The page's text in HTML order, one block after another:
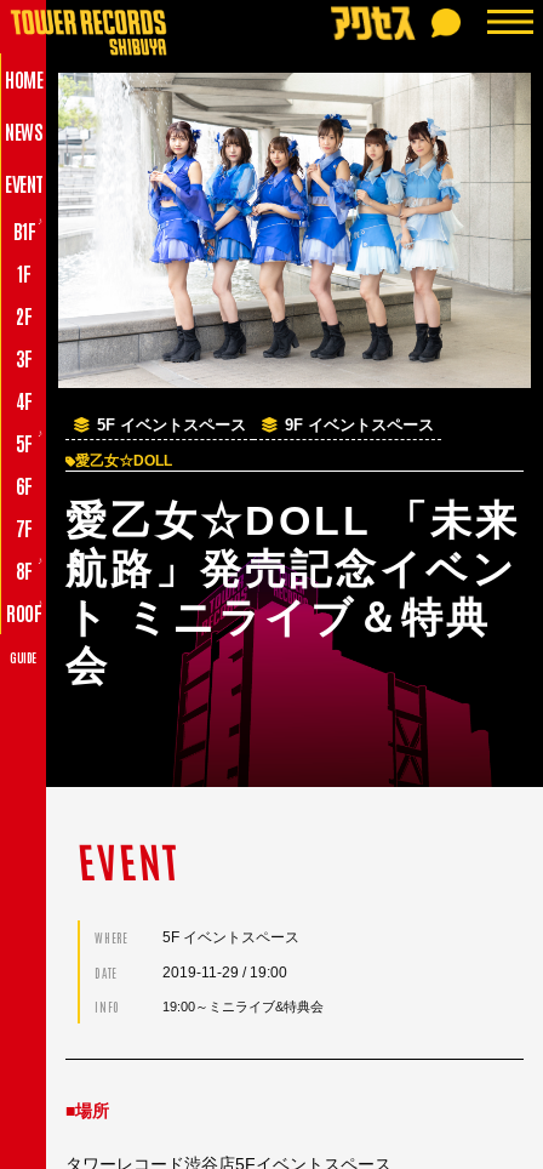
HOME
NEWS
EVENT
B1F ♪
1F
2F
3F
4F
5F
♪
6F
7F
8F
♪
ROOF♪
GUIDE
5F イベントスペース 9F イベントスペース
愛乙女☆DOLL
愛乙女☆DOLL 「未来
航路」発売記念イベン
ト ミニライブ＆特典
会
EVENT
WHERE 5F イベントスペース
DATE 2019-11-29 / 19:00
INFO 19:00～ミニライブ&特典会
■場所
タワーレコード渋谷店5Fイベントスペース